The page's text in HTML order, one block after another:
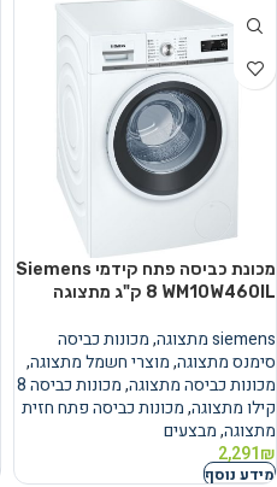
מכונת כביסה פתח קידמי Siemens
WM10W460IL ‏8 ‏ק"ג מתצוגה
siemens מתצוגה ,מכונות כביסה
סימנס מתצוגה,מוצרי חשמל מתצוגה,
מכונות כביסה מתצוגה,
מכונות כביסה 8
קילו מתצוגה,מכונות כביסה פתח חזית
מתצוגה,מבצעים
2,291₪
מידע נוסף